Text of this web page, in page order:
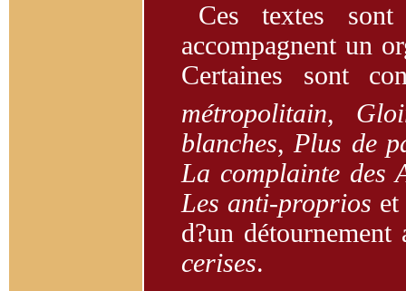
Ces textes sont
accompagnent un
Certaines sont
métropolitain,
blanches, Plus de
La complainte des
Les anti-proprios
d?un
cerises.